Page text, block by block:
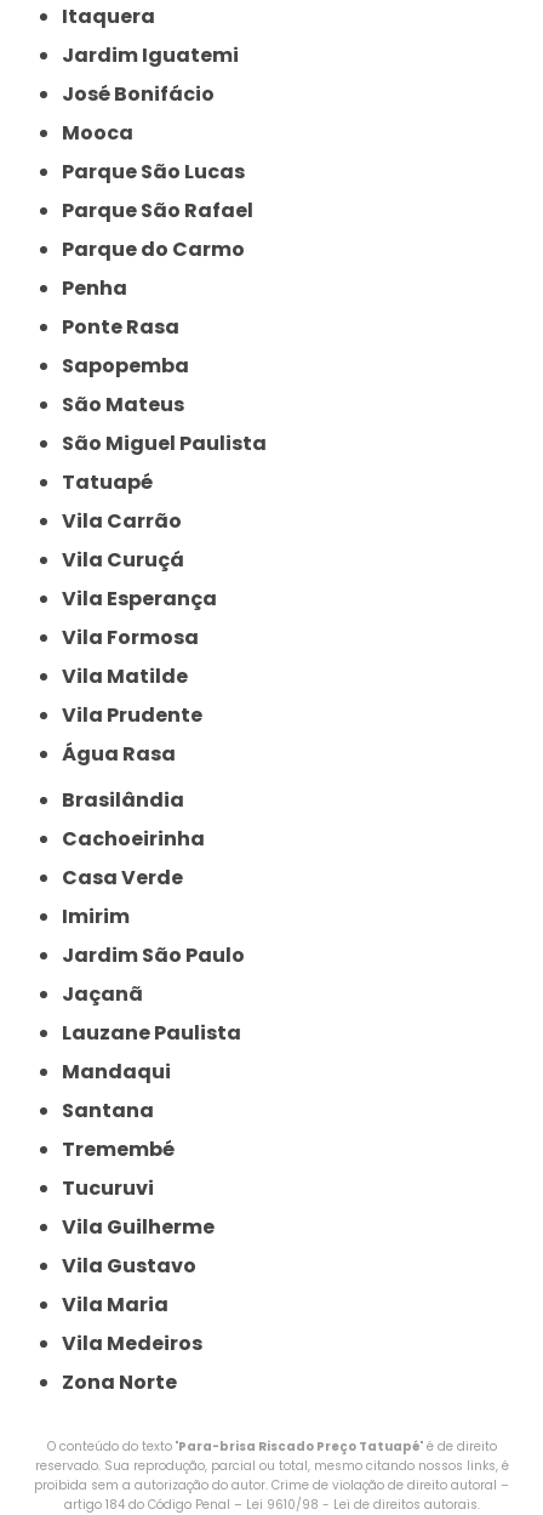
Itaquera
Jardim Iguatemi
José Bonifácio
Mooca
Parque São Lucas
Parque São Rafael
Parque do Carmo
Penha
Ponte Rasa
Sapopemba
São Mateus
São Miguel Paulista
Tatuapé
Vila Carrão
Vila Curuçá
Vila Esperança
Vila Formosa
Vila Matilde
Vila Prudente
Água Rasa
Brasilândia
Cachoeirinha
Casa Verde
Imirim
Jardim São Paulo
Jaçanã
Lauzane Paulista
Mandaqui
Santana
Tremembé
Tucuruvi
Vila Guilherme
Vila Gustavo
Vila Maria
Vila Medeiros
Zona Norte
O conteúdo do texto "Para-brisa Riscado Preço Tatuapé" é de direito
reservado. Sua reprodução, parcial ou total, mesmo citando nossos links, é
proibida sem a autorização do autor. Crime de violação de direito autoral –
artigo 184 do Código Penal – Lei 9610/98 - Lei de direitos autorais.